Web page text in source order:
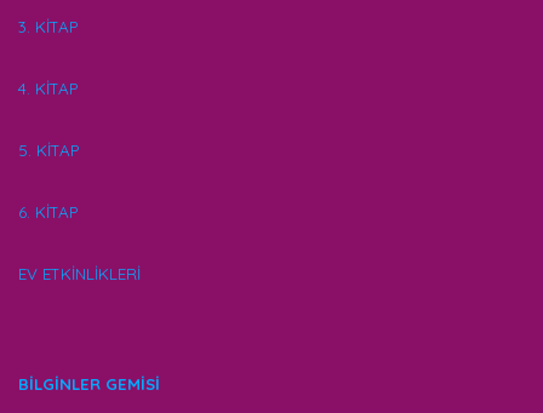
3. KİTAP
4. KİTAP
5. KİTAP
6. KİTAP
EV ETKİNLİKLERİ
BİLGİNLER GEMİSİ